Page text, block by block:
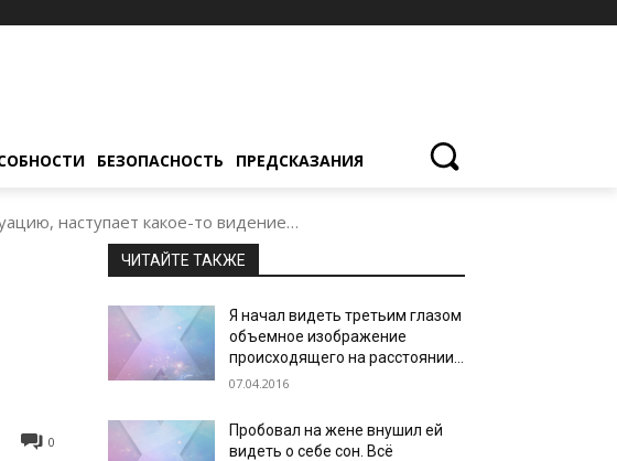
БЕЗОПАСНОСТЬ ПРЕДСКАЗАНИЯ
наступает какое-то видение…
0
ЧИТАЙТЕ ТАКЖЕ
Я начал видеть третьим глазом
объемное изображение
происходящего на расстоянии…
07.04.2016
Пробовал на жене внушил ей
видеть о себе сон. Всё